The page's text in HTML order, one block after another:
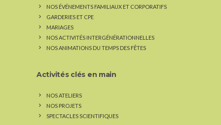
NOS ÉVÉNEMENTS FAMILIAUX ET CORPORATIFS
GARDERIES ET CPE
MARIAGES
NOS ACTIVITÉS INTERGÉNÉRATIONNELLES
NOS ANIMATIONS DU TEMPS DES FÊTES
Activités clés en main
NOS ATELIERS
NOS PROJETS
SPECTACLES SCIENTIFIQUES